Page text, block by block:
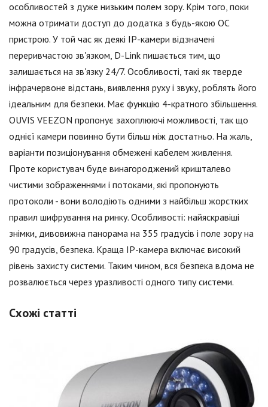
особливостей з дуже низьким полем зору. Крім того, поки
можна отримати доступ до додатка з будь-якою ОС
пристрою. У той час як деякі IP-камери відзначені
переривчастою зв'язком, D-Link пишається тим, що
залишається на зв'язку 24/7. Особливості, такі як тверде
інфрачервоне відстань, виявлення руху і звуку, роблять його
ідеальним для безпеки. Має функцію 4-кратного збільшення.
OUVIS VEEZON пропонує захоплюючі можливості, так що
однієї камери повинно бути більш ніж достатньо. На жаль,
варіанти позиціонування обмежені кабелем живлення.
Проте користувач буде винагороджений кришталево
чистими зображеннями і потоками, які пропонують
протоколи - вони володіють одними з найбільш жорстких
правил шифрування на ринку. Особливості: найяскравіші
знімки, дивовижна панорама на 355 градусів і поле зору на
90 градусів, безпека. Краща IP-камера включає високий
рівень захисту системи. Таким чином, вся безпека вдома не
розвалюється через уразливості одного типу системи.
Схожі статті